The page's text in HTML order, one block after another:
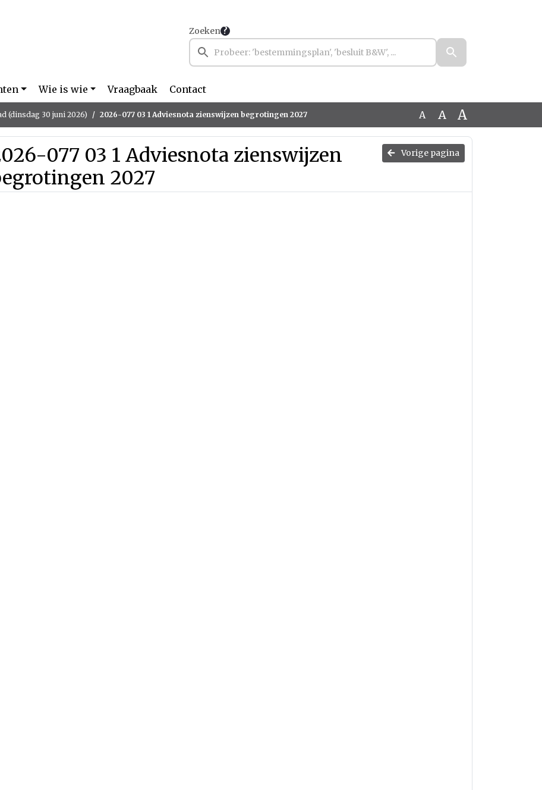
Zoeken
Wie is wie Vraagbaak Contact
(dinsdag 30 juni 2026) 2026-077 03 1 Adviesnota zienswijzen begrotingen 2027 A A A
Vorige pagina
077 03 1 Adviesnota zienswijzen
2027